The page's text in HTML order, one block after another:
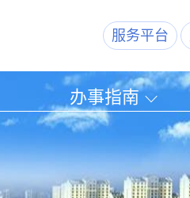
服务平台
办事指南